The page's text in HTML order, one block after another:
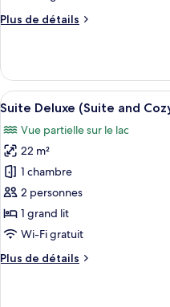
chambre :
Chambre
Side
Lover)
Plus de détails
Plus
le
type
de
Chambre
Deluxe
(Sea
Side
Lover)
Afficher
toutes
les
photos
pour
ce
type
de
chambre :
Suite
7
Suite Deluxe (Suite and
Vue partielle sur le lac
22 m²
1 chambre
2 personnes
1 grand lit
Wi-Fi gratuit
Plus de détails
Plus